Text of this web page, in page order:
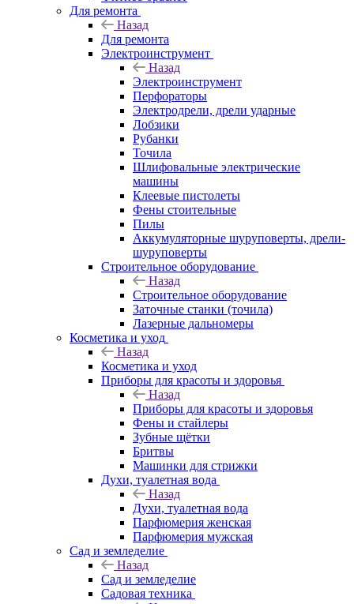
Для ремонта
Назад
Для ремонта
Электроинструмент
Назад
Электроинструмент
Перфораторы
Электродрели, дрели ударные
Лобзики
Рубанки
Точила
Шлифовальные электрические
машины
Клеевые пистолеты
Фены стоительные
Пилы
Аккумуляторные шуруповерты, дрели-
шуруповерты
Строительное оборудование
Назад
Строительное оборудование
Заточные станки (точила)
Лазерные дальномеры
Косметика и уход
Назад
Косметика и уход
Приборы для красоты и здоровья
Назад
Приборы для красоты и здоровья
Фены и стайлеры
Зубные щётки
Бритвы
Машинки для стрижки
Духи, туалетная вода
Назад
Духи, туалетная вода
Парфюмерия женская
Парфюмерия мужская
Сад и земледелие
Назад
Сад и земледелие
Садовая техника